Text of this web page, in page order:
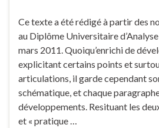
Ce texte a été rédigé à partir des
au Diplôme Universitaire
mars 2011. Quoiqu’enrichi de
explicitant certains points et
articulations, il garde cependant
schématique, et chaque
développements. Resituant les
et « pratique …